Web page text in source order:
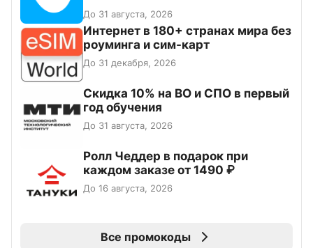
До 31 августа, 2026
Интернет в 180+ странах мира без
роуминга и сим-карт
До 31 декабря, 2026
Скидка 10% на ВО и СПО в первый
год обучения
До 31 августа, 2026
Ролл Чеддер в подарок при
каждом заказе от 1490 ₽
До 16 августа, 2026
Все промокоды